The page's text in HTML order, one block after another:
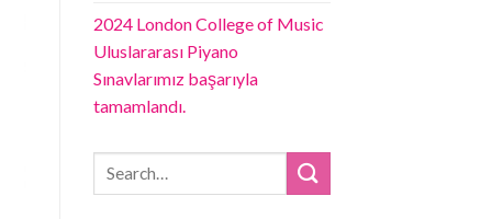
2024 London College of Music
Uluslararası Piyano
Sınavlarımız başarıyla
tamamlandı.